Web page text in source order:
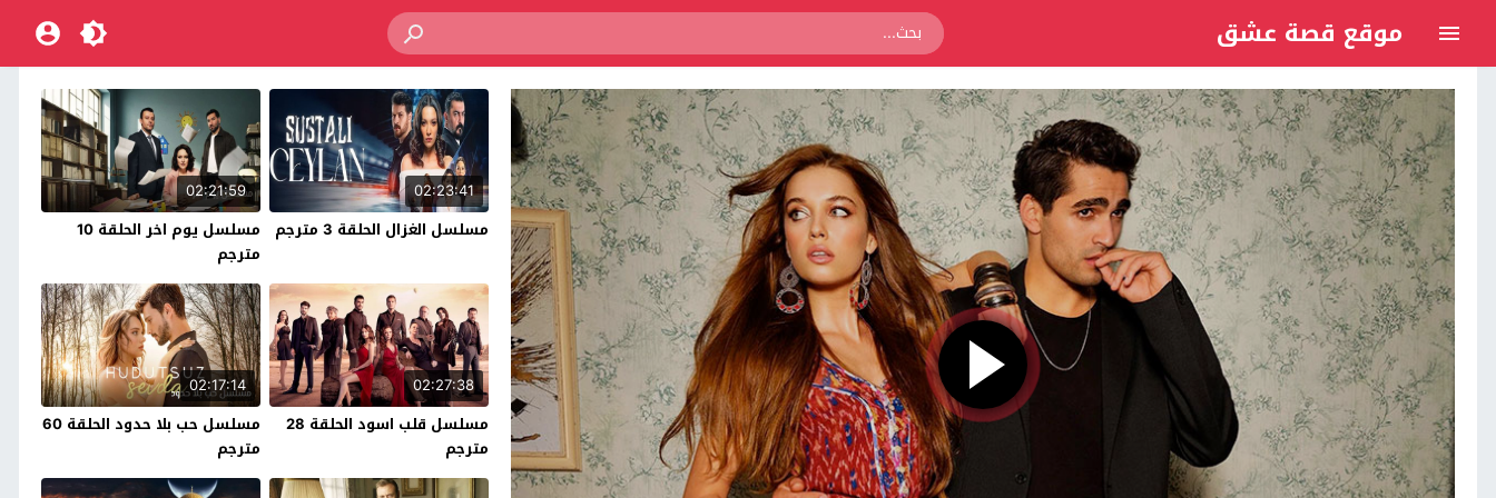
موقع قصة عشق
02:23:41
مسلسل الغزال الحلقة 3 مترجم
02:21:59
مسلسل يوم اخر الحلقة 10
مترجم
02:27:38
مسلسل قلب اسود الحلقة 28
مترجم
02:17:14
مسلسل حب بلا حدود الحلقة 60
مترجم